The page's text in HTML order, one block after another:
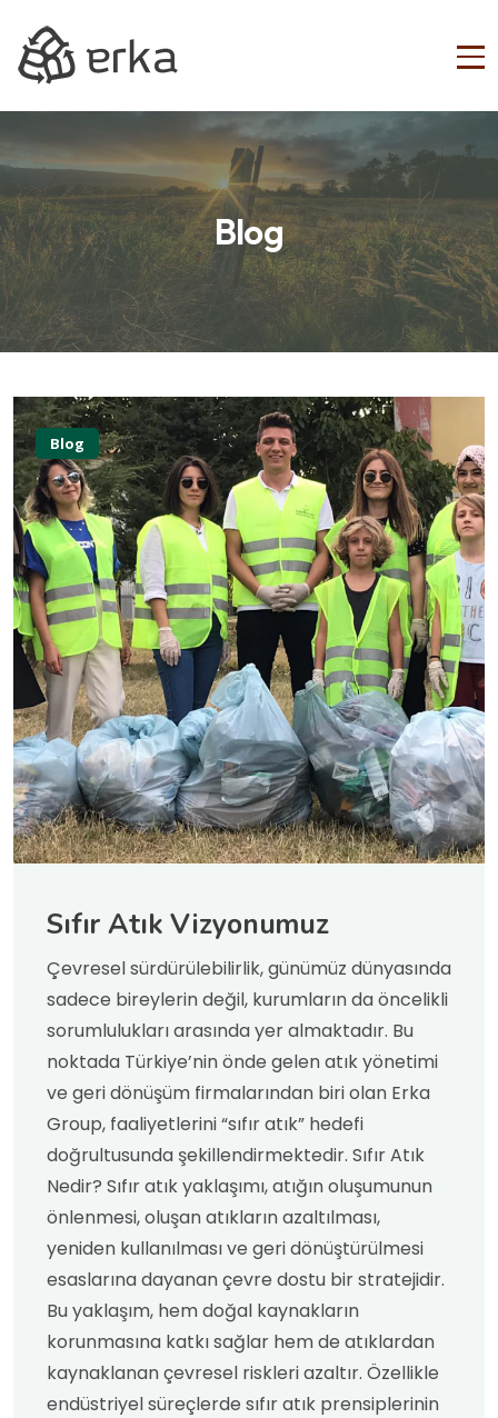
Blog
Blog
Sıfır Atık Vizyonumuz
Çevresel sürdürülebilirlik, günümüz dünyasında
sadece bireylerin değil, kurumların da öncelikli
sorumlulukları arasında yer almaktadır. Bu
noktada Türkiye’nin önde gelen atık yönetimi
ve geri dönüşüm firmalarından biri olan Erka
Group, faaliyetlerini “sıfır atık” hedefi
doğrultusunda şekillendirmektedir. Sıfır Atık
Nedir? Sıfır atık yaklaşımı, atığın oluşumunun
önlenmesi, oluşan atıkların azaltılması,
yeniden kullanılması ve geri dönüştürülmesi
esaslarına dayanan çevre dostu bir stratejidir.
Bu yaklaşım, hem doğal kaynakların
korunmasına katkı sağlar hem de atıklardan
kaynaklanan çevresel riskleri azaltır. Özellikle
endüstriyel süreçlerde sıfır atık prensiplerinin